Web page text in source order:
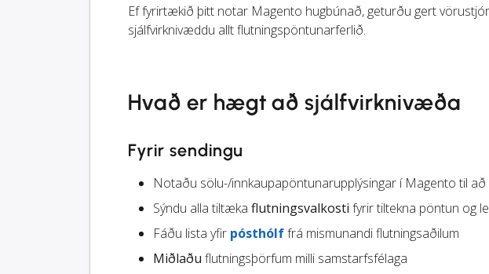
Ef fyrirtækið þitt notar Magento hugbúnað, geturðu gert
sjálfvirknivæddu allt flutningspöntunarferlið.
Hvað er hægt að sjálfvirknivæða
Fyrir sendingu
Notaðu sölu-/innkaupapöntunarupplýsingar í Magento til að
Sýndu alla tiltæka flutningsvalkosti fyrir tiltekna pöntun og
Fáðu lista yfir pósthólffrá mismunandi flutningsaðilum
Miðlaðu flutningsþörfum milli samstarfsfélaga